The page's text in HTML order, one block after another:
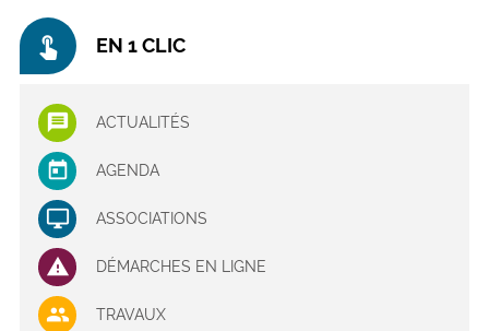
touch_app EN 1 CLIC
ACTUALITÉS
AGENDA
ASSOCIATIONS
DÉMARCHES EN LIGNE
TRAVAUX